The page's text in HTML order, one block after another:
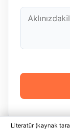
Literatür (kaynak